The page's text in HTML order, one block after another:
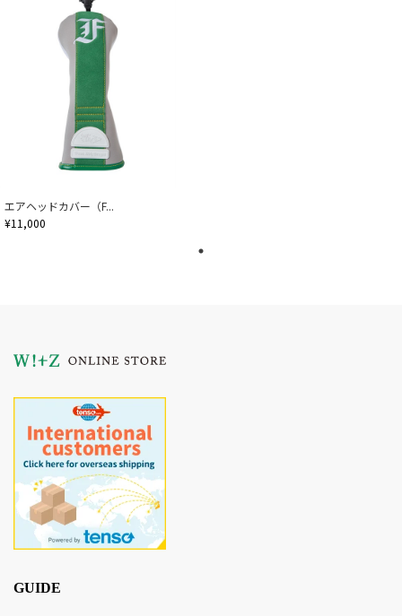
エアヘッドカバー（F...
¥11,000
GUIDE